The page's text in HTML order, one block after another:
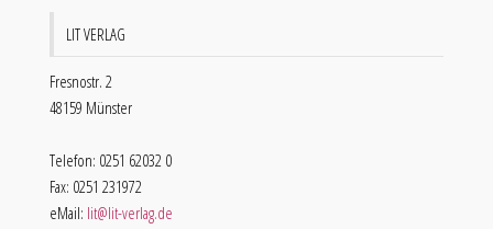
LIT VERLAG
Fresnostr. 2
48159 Münster
Telefon: 0251 62032 0
Fax: 0251 231972
eMail: lit@lit-verlag.de